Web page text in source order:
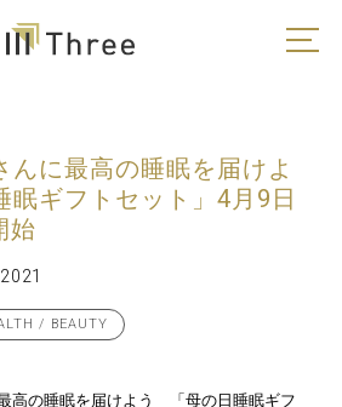
んに最高の睡眠を届けよ
ギフトセット」4月9日
開始
/ BEAUTY